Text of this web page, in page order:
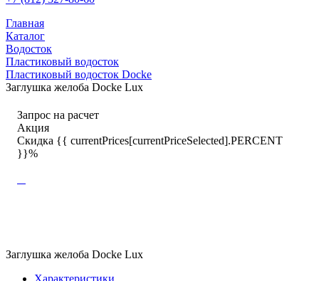
Главная
Каталог
Водосток
Пластиковый водосток
Пластиковый водосток Docke
Заглушка желоба Docke Lux
Запрос на расчет
Акция
Скидка {{ currentPrices[currentPriceSelected].PERCENT
}}%
Заглушка желоба Docke Lux
Характеристики